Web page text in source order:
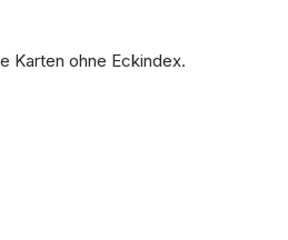
Karten ohne Eckindex.